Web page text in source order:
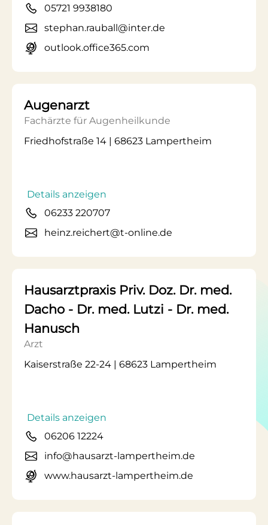
05721 9938180
stephan.rauball@inter.de
outlook.office365.com
Augenarzt
Fachärzte für Augenheilkunde
Friedhofstraße 14 | 68623 Lampertheim
Details anzeigen
06233 220707
heinz.reichert@t-online.de
Hausarztpraxis Priv. Doz. Dr. med.
Dacho - Dr. med. Lutzi - Dr. med.
Hanusch
Arzt
Kaiserstraße 22-24 | 68623 Lampertheim
Details anzeigen
06206 12224
info@hausarzt-lampertheim.de
www.hausarzt-lampertheim.de